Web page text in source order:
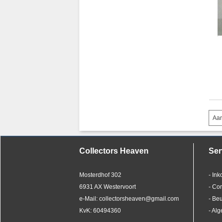
Collectors Heaven
Mosterdhof 302
6931 AX Westervoort
e-Mail: collectorsheaven@gmail.com
KvK: 60494360
-
-
-
-